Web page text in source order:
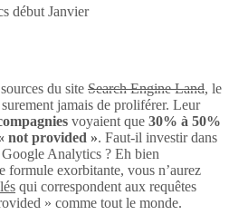
début Janvier
du site Search Engine Land, le
surement jamais de proliférer. Leur
voyaient que 30% à 50%
not provided ». Faut-il investir dans
Analytics ? Eh bien
formule exorbitante, vous n’aurez
qui correspondent aux requêtes
» comme tout le monde.